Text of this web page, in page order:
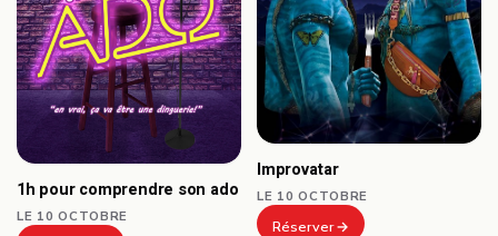
1h pour comprendre son ado
LE 10 OCTOBRE
Improvatar
LE 10 OCTOBRE
Réserver